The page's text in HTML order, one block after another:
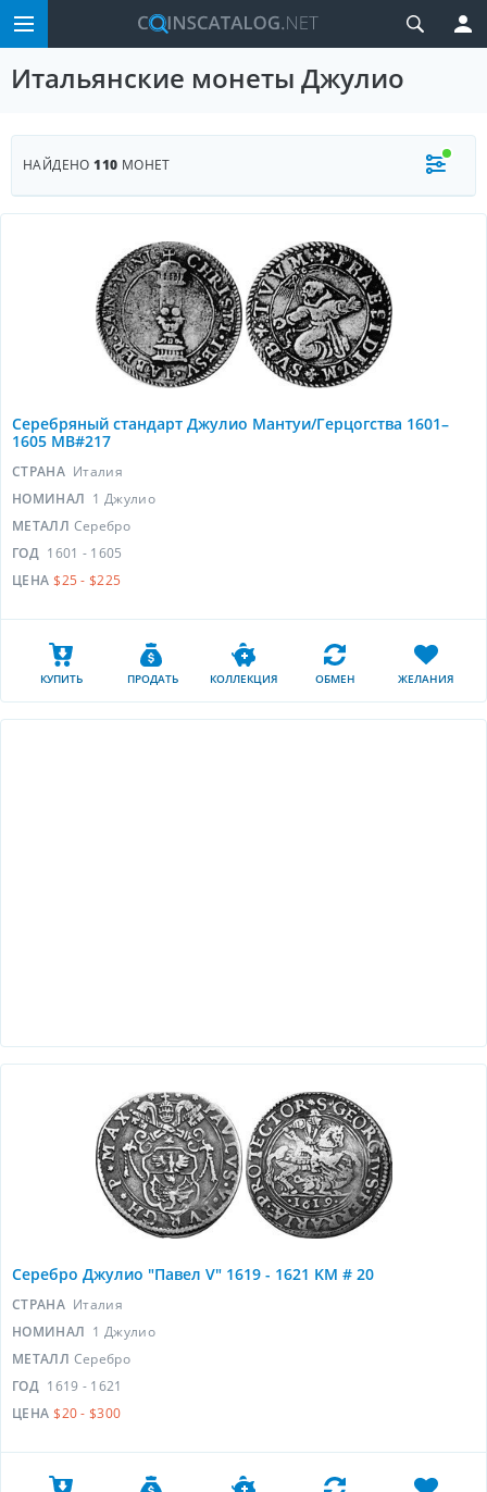
Итальянские монеты Джулио
НАЙДЕНО110 МОНЕТ
Серебряный стандарт Джулио Мантуи/Герцогства 1601–
1605 MB#217
СТРАНА Италия
НОМИНАЛ 1 Джулио
МЕТАЛЛ Серебро
ГОД 1601 - 1605
ЦЕНА $25 - $225
КУПИТЬ ПРОДАТЬ КОЛЛЕКЦИЯ ОБМЕН ЖЕЛАНИЯ
Серебро Джулио "Павел V" 1619 - 1621 KM # 20
СТРАНА Италия
НОМИНАЛ 1 Джулио
МЕТАЛЛ Серебро
ГОД 1619 - 1621
ЦЕНА $20 - $300